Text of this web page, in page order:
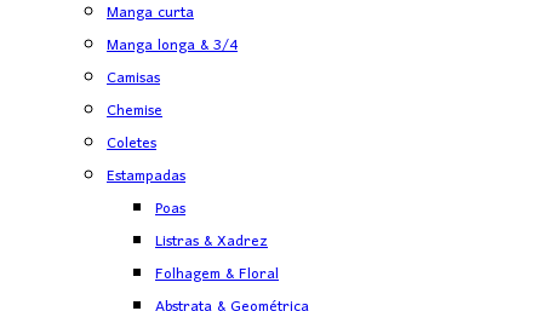
Manga curta
Manga longa & 3/4
Camisas
Chemise
Coletes
Estampadas
Poas
Listras & Xadrez
Folhagem & Floral